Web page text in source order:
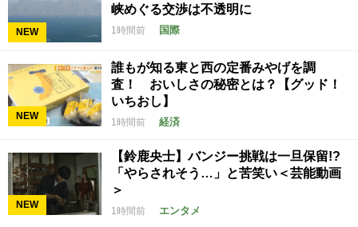
NEW
峡めぐる交渉は不透明に
1時間前 国際
NEW
誰もが知る東と西の定番みやげを調
査！ おいしさの秘密とは？【グッド！
いちおし】
1時間前 経済
NEW
【鈴鹿央士】バンジー挑戦は一旦保留!?
「やらされそう…」と苦笑い＜芸能動画
＞
1時間前 エンタメ